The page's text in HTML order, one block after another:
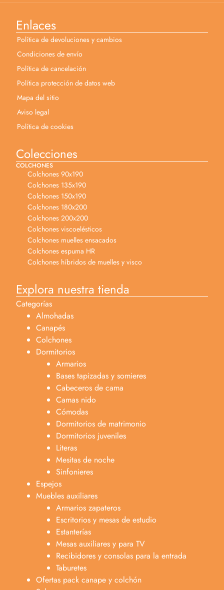
Enlaces
Política de devoluciones y cambios
Condiciones de envío
Política de cancelación
Política protección de datos web
Mapa del sitio
Aviso legal
Política de cookies
Colecciones
COLCHONES
Colchones 90x190
Colchones 135x190
Colchones 150x190
Colchones 180x200
Colchones 200x200
Colchones viscoelésticos
Colchones muelles ensacados
Colchones espuma HR
Colchones híbridos de muelles y visco
Explora nuestra tienda
Categorías
Almohadas
Canapés
Colchones
Dormitorios
Armarios
Bases tapizadas y somieres
Cabeceros de cama
Camas nido
Cómodas
Dormitorios de matrimonio
Dormitorios juveniles
Literas
Mesitas de noche
Sinfonieres
Espejos
Muebles auxiliares
Armarios zapateros
Escritorios y mesas de estudio
Estanterías
Mesas auxiliares y para TV
Recibidores y consolas para la entrada
Taburetes
Ofertas pack canape y colchón